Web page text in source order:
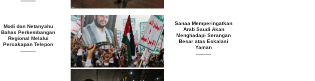
Modi dan Netanyahu
Bahas Perkembangan
Regional Melalui
Percakapan Telepon
Sanaa Memperingatkan
Arab Saudi Akan
Menghadapi Serangan
Besar atas Eskalasi
Yaman